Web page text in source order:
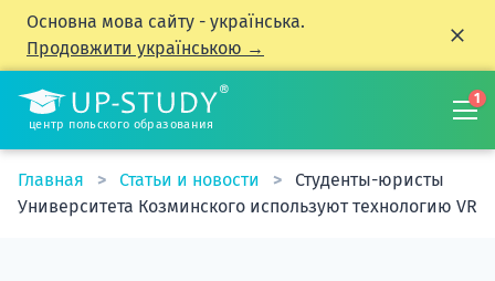
Основна мова сайту - українська.
Продовжити українською →
центр польского образования
1
Главная Статьи и новости
Студенты-юристы
Университета Козминского используют технологию VR